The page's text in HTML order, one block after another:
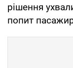
рішення
попит